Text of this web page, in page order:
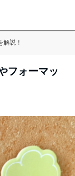
解説！
フォーマッ